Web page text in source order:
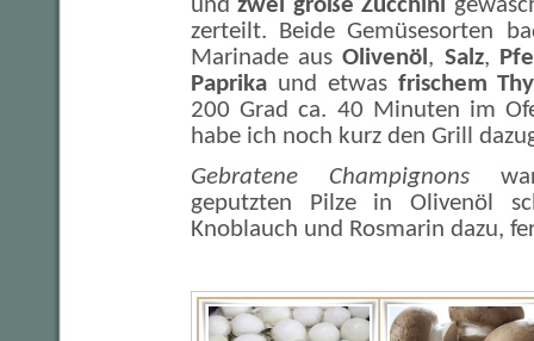
undzwei große Zucchini
zerteilt. Beide Gemüsesorten
Marinade ausOlivenöl , Salz,
Paprika und etwas frischem
200 Grad ca. 40 Minuten im
habe ich noch kurz den Grill
Gebratene Champignons
geputzten Pilze in Olivenöl
Knoblauch und Rosmarin dazu,